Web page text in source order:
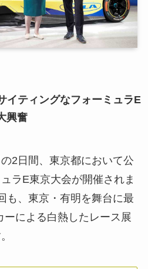
イティングなフォーミュラE
興奮
2日間、東京都において公
ラE東京大会が開催されま
も、東京・有明を舞台に最
ーによる白熱したレース展